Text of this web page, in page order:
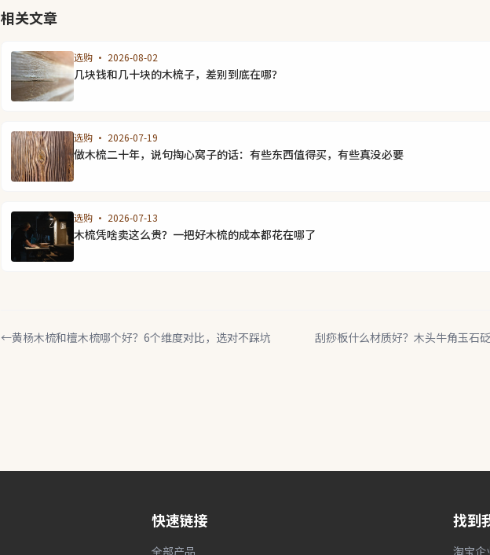
相关文章
选购 · 2026-08-02
几块钱和几十块的木梳子，差别到底在哪？
选购 · 2026-07-19
做木梳二十年，说句掏心窝子的话：有些东西值得买，有些真没必要
选购 · 2026-07-13
木梳凭啥卖这么贵？一把好木梳的成本都花在哪了
←黄杨木梳和檀木梳哪个好？6个维度对比，选对不踩坑 刮痧板什么材质好？木头牛角玉石
快速链接
全部产品
找到
淘宝企